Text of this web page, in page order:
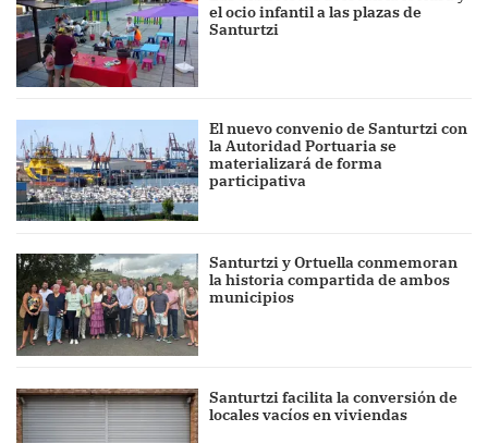
el ocio infantil a las plazas de
Santurtzi
El nuevo convenio de Santurtzi con
la Autoridad Portuaria se
materializará de forma
participativa
Santurtzi y Ortuella conmemoran
la historia compartida de ambos
municipios
Santurtzi facilita la conversión de
locales vacíos en viviendas